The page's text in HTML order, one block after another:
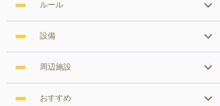
ルール
設備
周辺施設
おすすめ